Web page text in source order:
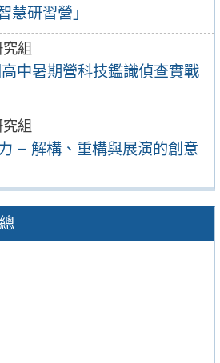
慧研習營」
組
中暑期營科技鑑識偵查實戰
組
– 解構、重構與展演的創意